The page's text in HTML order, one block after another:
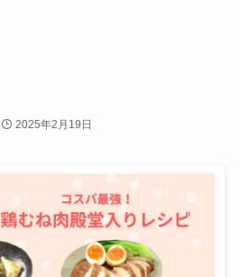
2025年2月19日